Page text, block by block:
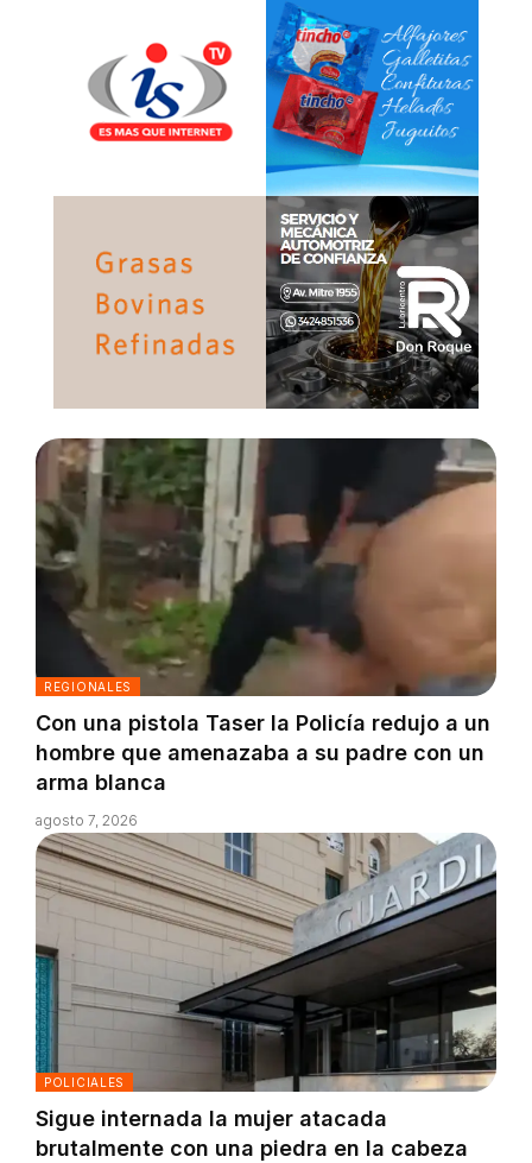
REGIONALES
Con una pistola Taser la Policía redujo a un
hombre que amenazaba a su padre con un
arma blanca
agosto 7, 2026
POLICIALES
Sigue internada la mujer atacada
brutalmente con una piedra en la cabeza